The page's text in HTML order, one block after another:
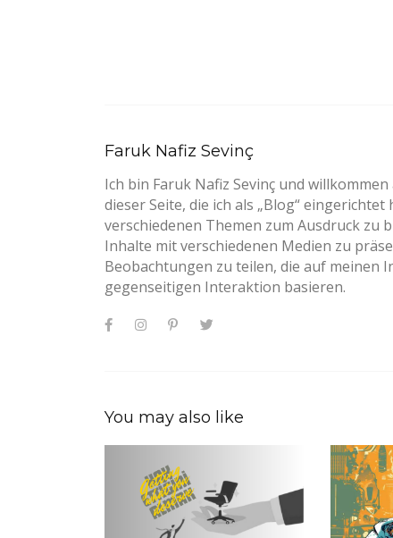
Faruk Nafiz Sevinç
Ich bin Faruk Nafiz Sevinç und
dieser Seite, die ich als „Blog“
verschiedenen Themen zum Ausdruck zu
Inhalte mit verschiedenen Medien zu
Beobachtungen zu teilen, die auf meinen
gegenseitigen Interaktion basieren.
You may also like